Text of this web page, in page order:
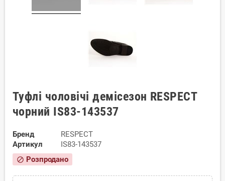
Туфлі чоловічі демісезон RESPECT
чорний IS83-143537
Бренд
RESPECT
Артикул
IS83-143537
block Розпродано